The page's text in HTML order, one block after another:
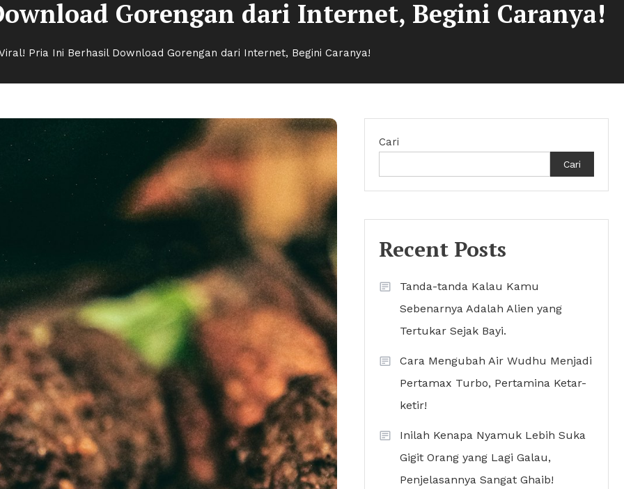
Gorengan dari Internet, Begini Caranya!
Pria Ini Berhasil Download Gorengan dari Internet, Begini Caranya!
Cari
Cari
Recent Posts
Tanda-tanda Kalau Kamu
Sebenarnya Adalah Alien yang
Tertukar Sejak Bayi.
Cara Mengubah Air Wudhu Menjadi
Pertamax Turbo, Pertamina Ketar-
ketir!
Inilah Kenapa Nyamuk Lebih Suka
Gigit Orang yang Lagi Galau,
Penjelasannya Sangat Ghaib!